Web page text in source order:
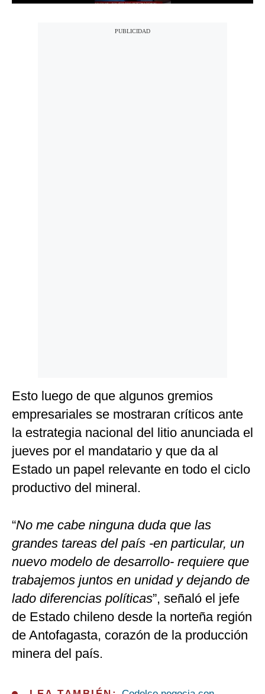
Fotogalerías
Esto luego de que algunos gremios
empresariales se mostraran críticos ante
la estrategia nacional del litio anunciada el
jueves por el mandatario y que da al
Estado un papel relevante en todo el ciclo
productivo del mineral.
“No me cabe ninguna duda que las
grandes tareas del país -en particular, un
nuevo modelo de desarrollo- requiere que
trabajemos juntos en unidad y dejando de
lado diferencias políticas”, señaló el jefe
de Estado chileno desde la norteña región
de Antofagasta, corazón de la producción
minera del país.